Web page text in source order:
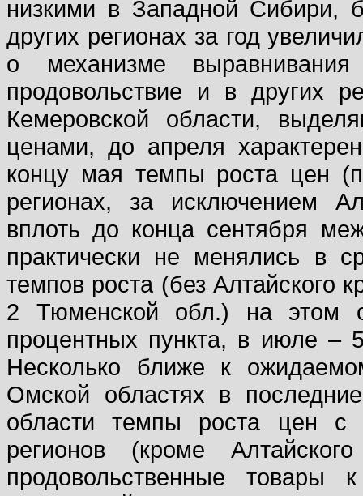
низкими в Западной Сибири,
других регионах за год
о механизме
продовольствие и в других
Кемеровской области,
ценами, до апреля
концу мая темпы роста цен
регионах, за исключением
вплоть до конца сентября
практически не менялись в
темпов роста (без Алтайского
2 Тюменской обл.) на этом
процентных пункта, в июле –
Несколько ближе к
Омской областях в
области темпы роста цен с
регионов (кроме
продовольственные